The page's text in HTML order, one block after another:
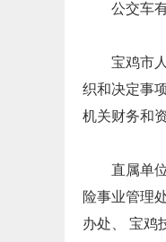
公交车
宝鸡市
织和决定事
机关财务和
直属单
险事业管理
办处、 宝鸡